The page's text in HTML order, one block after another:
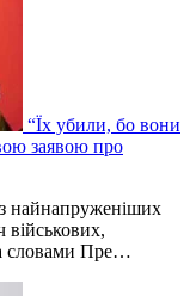
“Їх убили, бо вони
заявою про
найнапруженіших
військових,
словами Пре…